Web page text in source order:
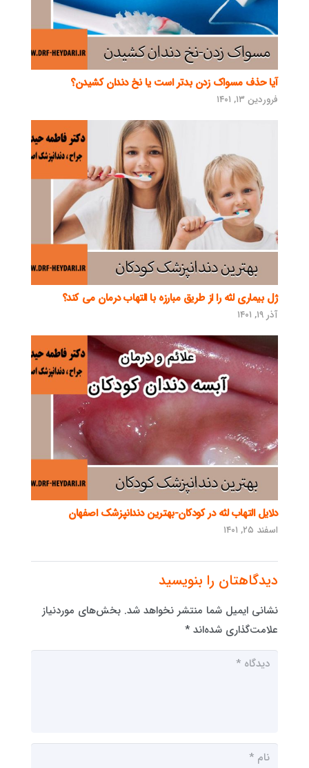
آیا حذف مسواک زدن بدتر است یا نخ دندان کشیدن؟
فروردین ۱۳, ۱۴۰۱
ژل بیماری لثه را از طریق مبارزه با التهاب درمان می کند؟
آذر ۱۹, ۱۴۰۱
دلایل التهاب لثه در کودکان-بهترین دندانپزشک اصفهان
اسفند ۲۵, ۱۴۰۱
دیدگاهتان را بنویسید
نشانی ایمیل شما منتشر نخواهد شد. بخش‌های موردنیاز
علامت‌گذاری شده‌اند *